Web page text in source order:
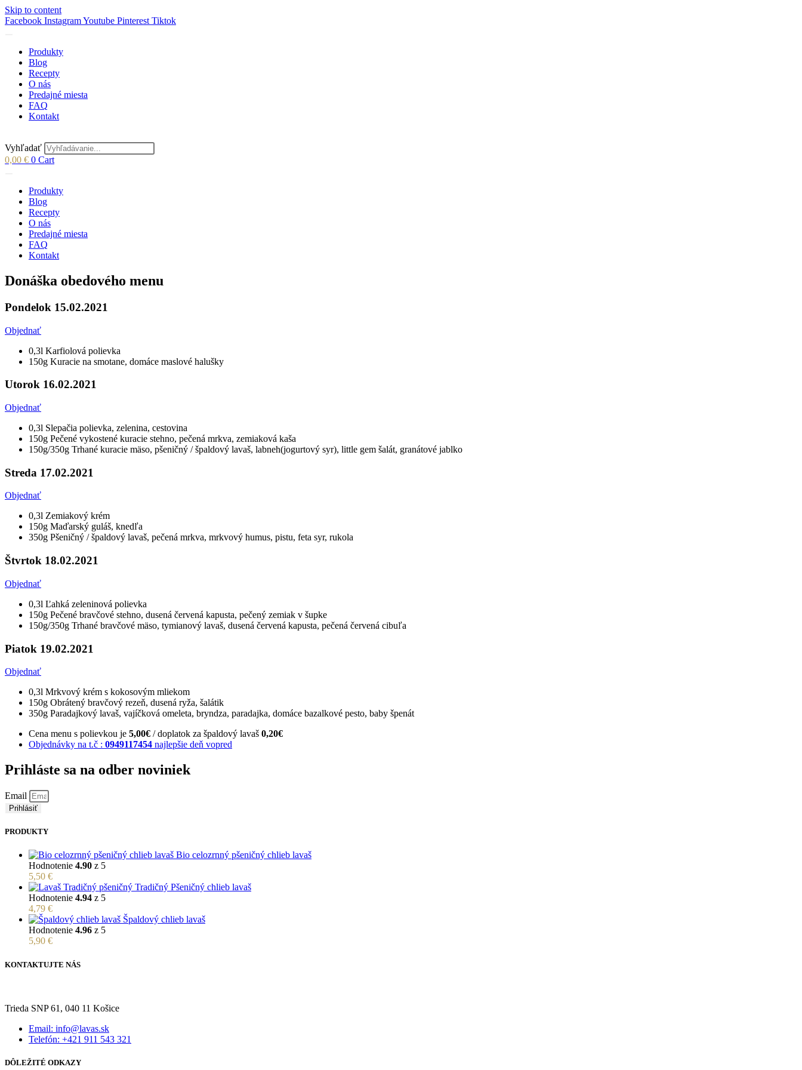
Skip to content
Facebook InstagramYoutube Pinterest Tiktok
Produkty
Blog
Recepty
O nás
Predajné miesta
FAQ
Kontakt
Vyhľadať
0,00 € 0 Cart
Produkty
Blog
Recepty
O nás
Predajné miesta
FAQ
Kontakt
Donáška obedového menu
Pondelok 15.02.2021
Objednať
0,3l Karfiolová polievka
150g Kuracie na smotane, domáce maslové halušky
Utorok 16.02.2021
Objednať
0,3l Slepačia polievka, zelenina, cestovina
150g Pečené vykostené kuracie stehno, pečená mrkva, zemiaková kaša
150g/350g Trhané kuracie mäso, pšeničný / špaldový lavaš, labneh(jogurtový syr), little gem šalát, granátové jablko
Streda 17.02.2021
Objednať
0,3l Zemiakový krém
150g Maďarský guláš, knedľa
350g Pšeničný / špaldový lavaš, pečená mrkva, mrkvový humus, pistu, feta syr, rukola
Štvrtok 18.02.2021
Objednať
0,3l Ľahká zeleninová polievka
150g Pečené bravčové stehno, dusená červená kapusta, pečený zemiak v šupke
150g/350g Trhané bravčové mäso, tymianový lavaš, dusená červená kapusta, pečená červená cibuľa
Piatok 19.02.2021
Objednať
0,3l Mrkvový krém s kokosovým mliekom
150g Obrátený bravčový rezeň, dusená ryža, šalátik
350g Paradajkový lavaš, vajíčková omeleta, bryndza, paradajka, domáce bazalkové pesto, baby špenát
Cena menu s polievkou je 5,00€ / doplatok za špaldový lavaš 0,20€
Objednávky na t.č : 0949117454 najlepšie deň vopred
Prihláste sa na odber noviniek
Email
Prihlásiť
PRODUKTY
Bio celozrnný pšeničný chlieb lavaš
Hodnotenie 4.90 z 5
5,50 €
Tradičný Pšeničný chlieb lavaš
Hodnotenie 4.94 z 5
4,79 €
Špaldový chlieb lavaš
Hodnotenie 4.96 z 5
5,90 €
KONTAKTUJTE NÁS
Trieda SNP 61, 040 11 Košice
Email: info@lavas.sk
Telefón: +421 911 543 321
DÔLEŽITÉ ODKAZY